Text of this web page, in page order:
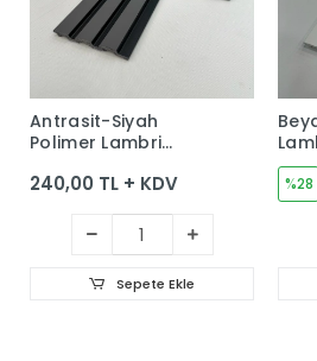
Antrasit-Siyah
Polimer Lambri
Kaplama Paneli
240,00 TL + KDV
Sepete Ekle
%28